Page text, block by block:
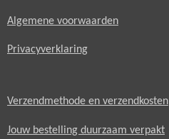
Algemene voorwaarden
Privacyverklaring
Verzendmethode en verzendkosten
Jouw bestelling duurzaam verpakt